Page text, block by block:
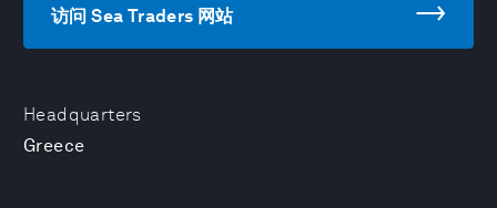
Headquarters
Greece
访问 Sea Traders 网站